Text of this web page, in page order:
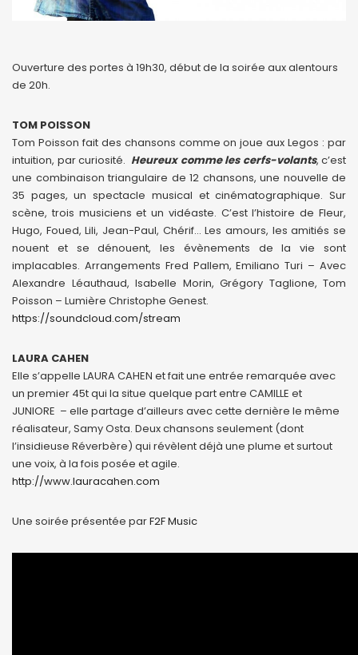
Ouverture des portes à 19h30, début de la soirée aux alentours
de 20h.
TOM POISSON
Tom Poisson fait des chansons comme on joue aux Legos : par
intuition, par curiosité. Heureux comme les cerfs-volants, c’est
une combinaison triangulaire de 12 chansons, une nouvelle de
35 pages, un spectacle musical et cinématographique. Sur
scène, trois musiciens et un vidéaste. C’est l’histoire de Fleur,
Hugo, Foued, Lili, Jean-Paul, Chérif… Les amours, les amitiés se
nouent et se dénouent, les évènements de la vie sont
implacables. Arrangements Fred Pallem, Emiliano Turi – Avec
Alexandre Léauthaud, Isabelle Morin, Grégory Taglione, Tom
Poisson – Lumière Christophe Genest.
https://soundcloud.com/stream
LAURA CAHEN
Elle s’appelle LAURA CAHEN et fait une entrée remarquée avec
un premier 45t qui la situe quelque part entre CAMILLE et
JUNIORE – elle partage d’ailleurs avec cette dernière le même
réalisateur, Samy Osta. Deux chansons seulement (dont
l’insidieuse Réverbère) qui révèlent déjà une plume et surtout
une voix, à la fois posée et agile.
http://www.lauracahen.com
Une soirée présentée parF2F Music